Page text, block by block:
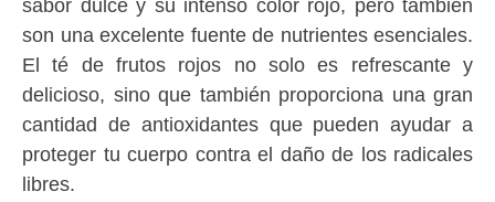
sabor dulce y su intenso color rojo, pero también
son una excelente fuente de nutrientes esenciales.
El té de frutos rojos no solo es refrescante y
delicioso, sino que también proporciona una gran
cantidad de antioxidantes que pueden ayudar a
proteger tu cuerpo contra el daño de los radicales
libres.